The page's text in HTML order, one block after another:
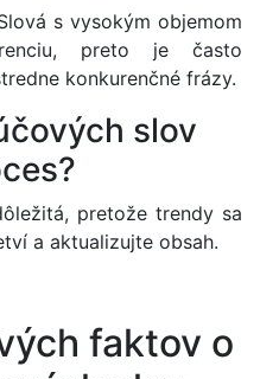
s vysokým objemom
preto je často
konkurenčné frázy.
slov
pretože trendy sa
a aktualizujte obsah.
faktov o